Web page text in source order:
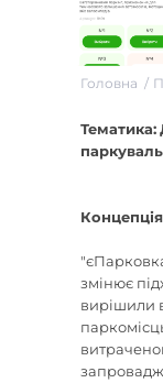
Головна
Тематика:
Концепція
змінює
вирішили